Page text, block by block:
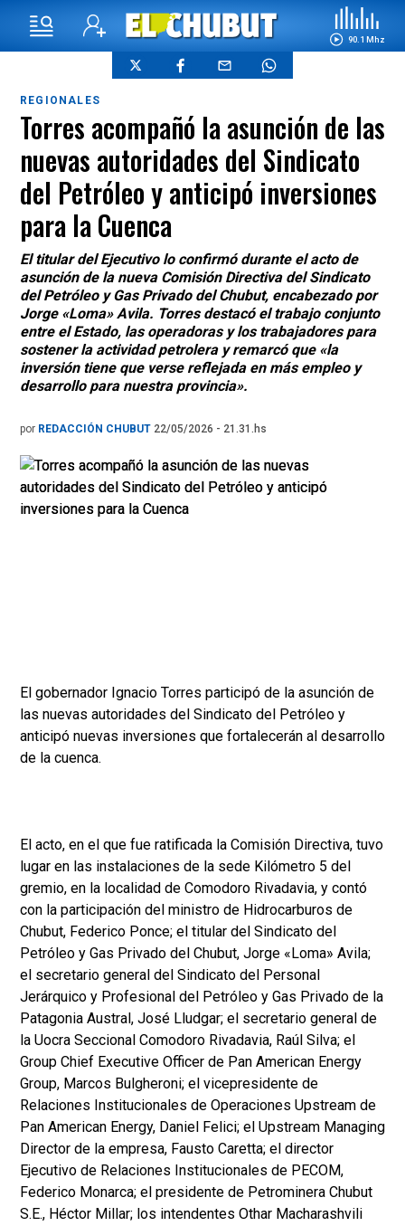
90.1 Mhz
REGIONALES
Torres acompañó la asunción de las
nuevas autoridades del Sindicato
del Petróleo y anticipó inversiones
para la Cuenca
El titular del Ejecutivo lo confirmó durante el acto de
asunción de la nueva Comisión Directiva del Sindicato
del Petróleo y Gas Privado del Chubut, encabezado por
Jorge «Loma» Avila. Torres destacó el trabajo conjunto
entre el Estado, las operadoras y los trabajadores para
sostener la actividad petrolera y remarcó que «la
inversión tiene que verse reflejada en más empleo y
desarrollo para nuestra provincia».
por REDACCIÓN CHUBUT 22/05/2026 - 21.31.hs
El gobernador Ignacio Torres participó de la asunción de
las nuevas autoridades del Sindicato del Petróleo y
anticipó nuevas inversiones que fortalecerán al desarrollo
de la cuenca.
El acto, en el que fue ratificada la Comisión Directiva, tuvo
lugar en las instalaciones de la sede Kilómetro 5 del
gremio, en la localidad de Comodoro Rivadavia, y contó
con la participación del ministro de Hidrocarburos de
Chubut, Federico Ponce; el titular del Sindicato del
Petróleo y Gas Privado del Chubut, Jorge «Loma» Avila;
el secretario general del Sindicato del Personal
Jerárquico y Profesional del Petróleo y Gas Privado de la
Patagonia Austral, José Lludgar; el secretario general de
la Uocra Seccional Comodoro Rivadavia, Raúl Silva; el
Group Chief Executive Officer de Pan American Energy
Group, Marcos Bulgheroni; el vicepresidente de
Relaciones Institucionales de Operaciones Upstream de
Pan American Energy, Daniel Felici; el Upstream Managing
Director de la empresa, Fausto Caretta; el director
Ejecutivo de Relaciones Institucionales de PECOM,
Federico Monarca; el presidente de Petrominera Chubut
S.E., Héctor Millar; los intendentes Othar Macharashvili